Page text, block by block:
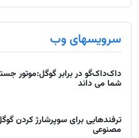
سرویسهای وب
داک‌داک‌گو در برابر گوگل:موتور
شما می داند
ترفندهایی برای سوپرشارژ کردن
مصنوعی